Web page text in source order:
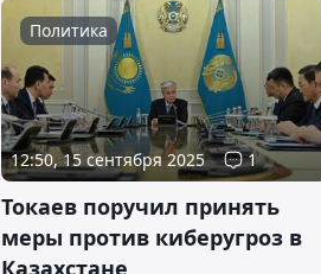
Политика
12:50, 15 сентября 2025 1
Токаев поручил принять
меры против киберугроз в
Казахстане